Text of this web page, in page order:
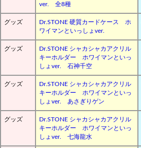
ver. 全8種
グッズ
Dr.STONE 硬質カードケース ホ
ワイマンといっしょver.
グッズ
Dr.STONE シャカシャカアクリル
キーホルダー ホワイマンといっ
しょver. 石神千空
グッズ
Dr.STONE シャカシャカアクリル
キーホルダー ホワイマンといっ
しょver. あさぎりゲン
グッズ
Dr.STONE シャカシャカアクリル
キーホルダー ホワイマンといっ
しょver. 七海龍水